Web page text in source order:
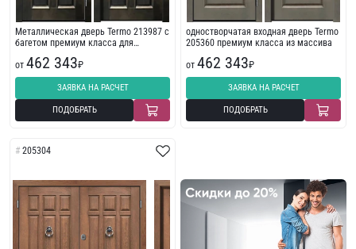
Металлическая дверь Termo 213987 с
багетом премиум класса для
от 462 343₽
ЗАЯВКА НА РАСЧЕТ
ПОДОБРАТЬ
одностворчатая входная дверь Termo
205360 премиум класса из массива
от 462 343₽
ЗАЯВКА НА РАСЧЕТ
ПОДОБРАТЬ
205304